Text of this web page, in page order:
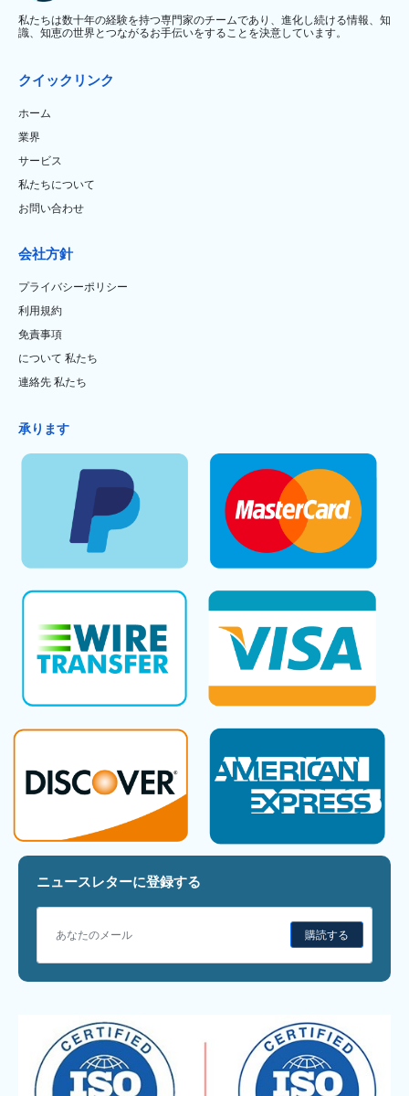
私たちは数十年の経験を持つ専門家のチームであり、進化し続ける情報、知
識、知恵の世界とつながるお手伝いをすることを決意しています。
クイックリンク
ホーム
業界
サービス
私たちについて
お問い合わせ
会社方針
プライバシーポリシー
利用規約
免責事項
について 私たち
連絡先 私たち
承ります
ニュースレターに登録する
購読する